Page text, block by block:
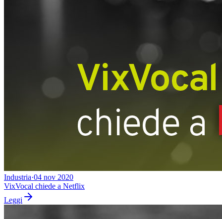
Industria·04 nov 2020
VixVocal chiede a Netflix
Leggi